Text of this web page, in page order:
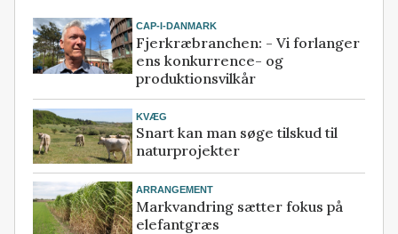
CAP-I-DANMARK
Fjerkræbranchen: - Vi forlanger
ens konkurrence- og
produktionsvilkår
KVÆG
Snart kan man søge tilskud til
naturprojekter
ARRANGEMENT
Markvandring sætter fokus på
elefantgræs